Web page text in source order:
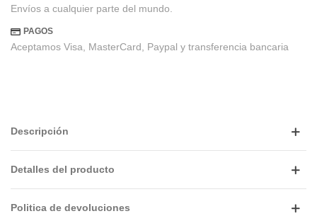
Envíos a cualquier parte del mundo.
PAGOS
Aceptamos Visa, MasterCard, Paypal y transferencia bancaria
Descripción
Detalles del producto
Politica de devoluciones